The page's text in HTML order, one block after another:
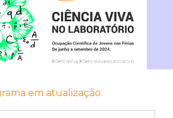
em atualização